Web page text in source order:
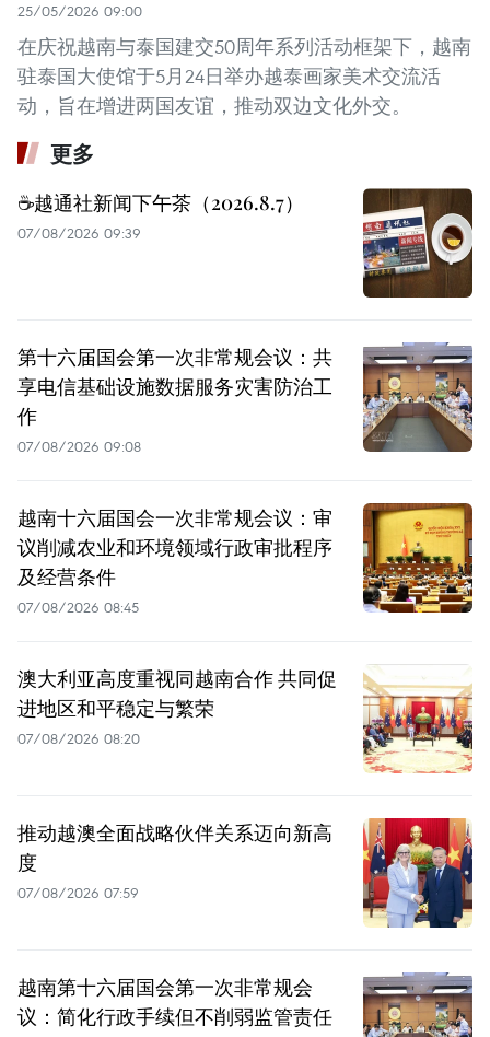
25/05/2026 09:00
在庆祝越南与泰国建交50周年系列活动框架下，越南
驻泰国大使馆于5月24日举办越泰画家美术交流活
动，旨在增进两国友谊，推动双边文化外交。
更多
☕️越通社新闻下午茶（2026.8.7）
07/08/2026 09:39
第十六届国会第一次非常规会议：共
享电信基础设施数据服务灾害防治工
作
07/08/2026 09:08
越南十六届国会一次非常规会议：审
议削减农业和环境领域行政审批程序
及经营条件
07/08/2026 08:45
澳大利亚高度重视同越南合作 共同促
进地区和平稳定与繁荣
07/08/2026 08:20
推动越澳全面战略伙伴关系迈向新高
度
07/08/2026 07:59
越南第十六届国会第一次非常规会
议：简化行政手续但不削弱监管责任